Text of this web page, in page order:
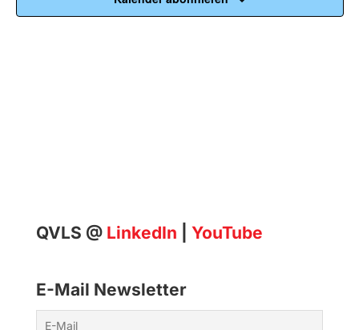
QVLS @ LinkedIn YouTube
E-Mail Newsletter